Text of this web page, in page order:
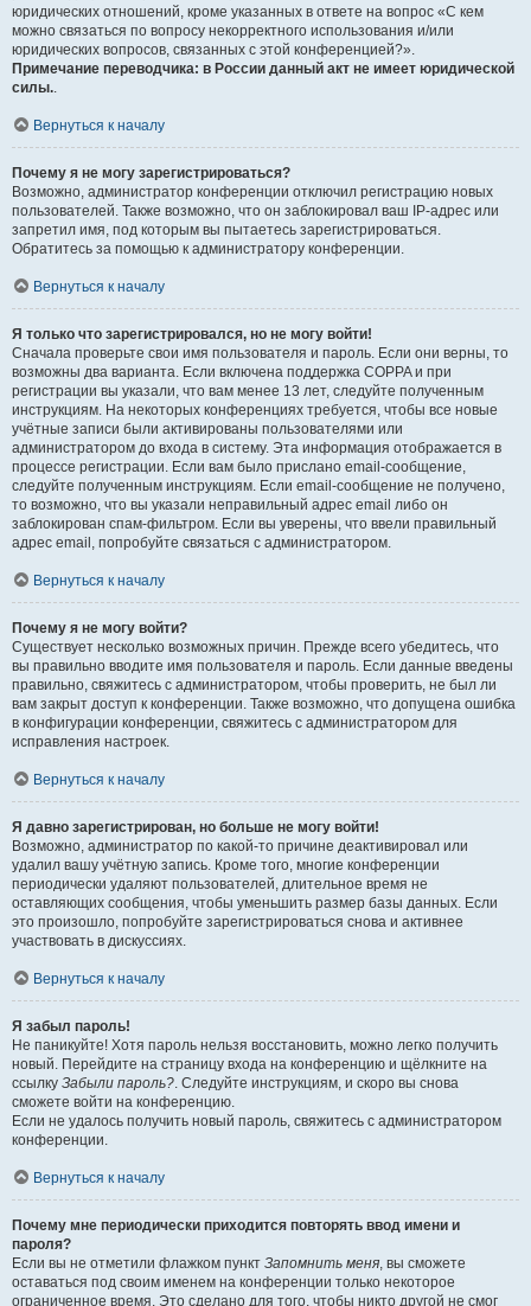
юридических отношений, кроме указанных в ответе на вопрос «С кем
можно связаться по вопросу некорректного использования и/или
юридических вопросов, связанных с этой конференцией?».
Примечание переводчика: в России данный акт не имеет юридической
силы..
Вернуться к началу
Почему я не могу зарегистрироваться?
Возможно, администратор конференции отключил регистрацию новых
пользователей. Также возможно, что он заблокировал ваш IP-адрес или
запретил имя, под которым вы пытаетесь зарегистрироваться.
Обратитесь за помощью к администратору конференции.
Вернуться к началу
Я только что зарегистрировался, но не могу войти!
Сначала проверьте свои имя пользователя и пароль. Если они верны, то
возможны два варианта. Если включена поддержка COPPA и при
регистрации вы указали, что вам менее 13 лет, следуйте полученным
инструкциям. На некоторых конференциях требуется, чтобы все новые
учётные записи были активированы пользователями или
администратором до входа в систему. Эта информация отображается в
процессе регистрации. Если вам было прислано email-сообщение,
следуйте полученным инструкциям. Если email-сообщение не получено,
то возможно, что вы указали неправильный адрес email либо он
заблокирован спам-фильтром. Если вы уверены, что ввели правильный
адрес email, попробуйте связаться с администратором.
Вернуться к началу
Почему я не могу войти?
Существует несколько возможных причин. Прежде всего убедитесь, что
вы правильно вводите имя пользователя и пароль. Если данные введены
правильно, свяжитесь с администратором, чтобы проверить, не был ли
вам закрыт доступ к конференции. Также возможно, что допущена ошибка
в конфигурации конференции, свяжитесь с администратором для
исправления настроек.
Вернуться к началу
Я давно зарегистрирован, но больше не могу войти!
Возможно, администратор по какой-то причине деактивировал или
удалил вашу учётную запись. Кроме того, многие конференции
периодически удаляют пользователей, длительное время не
оставляющих сообщения, чтобы уменьшить размер базы данных. Если
это произошло, попробуйте зарегистрироваться снова и активнее
участвовать в дискуссиях.
Вернуться к началу
Я забыл пароль!
Не паникуйте! Хотя пароль нельзя восстановить, можно легко получить
новый. Перейдите на страницу входа на конференцию и щёлкните на
ссылку Забыли пароль?. Следуйте инструкциям, и скоро вы снова
сможете войти на конференцию.
Если не удалось получить новый пароль, свяжитесь с администратором
конференции.
Вернуться к началу
Почему мне периодически приходится повторять ввод имени и
пароля?
Если вы не отметили флажком пункт Запомнить меня, вы сможете
оставаться под своим именем на конференции только некоторое
ограниченное время. Это сделано для того, чтобы никто другой не смог